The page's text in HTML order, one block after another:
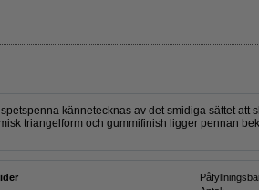
kännetecknas av det smidiga sättet att
triangelform och gummifinish ligger pennan